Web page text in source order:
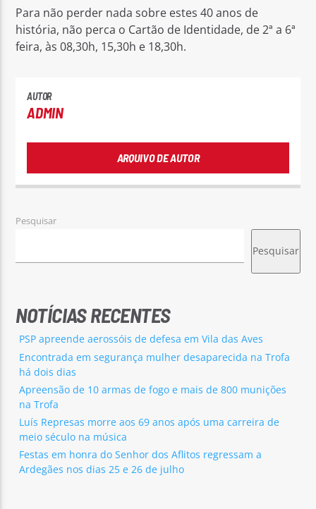
Para não perder nada sobre estes 40 anos de
história, não perca o Cartão de Identidade, de 2ª a 6ª
feira, às 08,30h, 15,30h e 18,30h.
AUTOR
ADMIN
ARQUIVO DE AUTOR
Pesquisar
Pesquisar
NOTÍCIAS RECENTES
PSP apreende aerossóis de defesa em Vila das Aves
Encontrada em segurança mulher desaparecida na Trofa
há dois dias
Apreensão de 10 armas de fogo e mais de 800 munições
na Trofa
Luís Represas morre aos 69 anos após uma carreira de
meio século na música
Festas em honra do Senhor dos Aflitos regressam a
Ardegães nos dias 25 e 26 de julho